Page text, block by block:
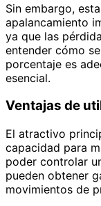
Sin embargo,
apalancamiento
ya que las
entender cómo
porcentaje es
esencial.
Ventajas de
El atractivo
capacidad para
poder controlar
pueden obtener
movimientos de